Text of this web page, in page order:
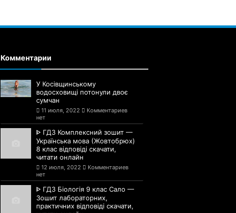
Комментарии
У Косівщинському
водосховищі потонули двоє
сумчан
11 июля, 2022
Комментариев
нет
ᐈ ГДЗ Комплексний зошит —
Українська мова (Жовтобрюх)
8 клас відповіді скачати,
читати онлайн
12 июля, 2022
Комментариев
нет
ᐈ ГДЗ Біологія 9 клас Сало —
Зошит лабораторних,
практичних відповіді скачати,